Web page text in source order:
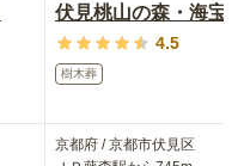
4.5
樹木葬
京都府 /京都市伏見区